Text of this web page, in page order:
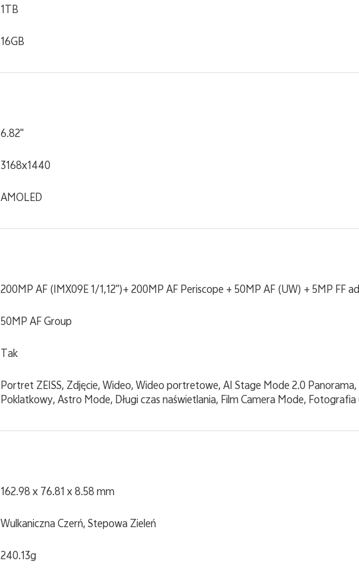
1TB
16GB
6.82"
3168x1440
AMOLED
200MP AF (IMX09E 1/1,12")+ 200MP AF Periscope + 50MP AF (UW) + 5MP FF
50MP AF Group
Tak
Portret ZEISS, Zdjęcie, Wideo, Wideo portretowe, AI Stage Mode 2.0
Poklatkowy, Astro Mode, Długi czas naświetlania, Film Camera Mode, Fotografia
162.98 x 76.81 x 8.58 mm
Wulkaniczna Czerń, Stepowa Zieleń
240.13g